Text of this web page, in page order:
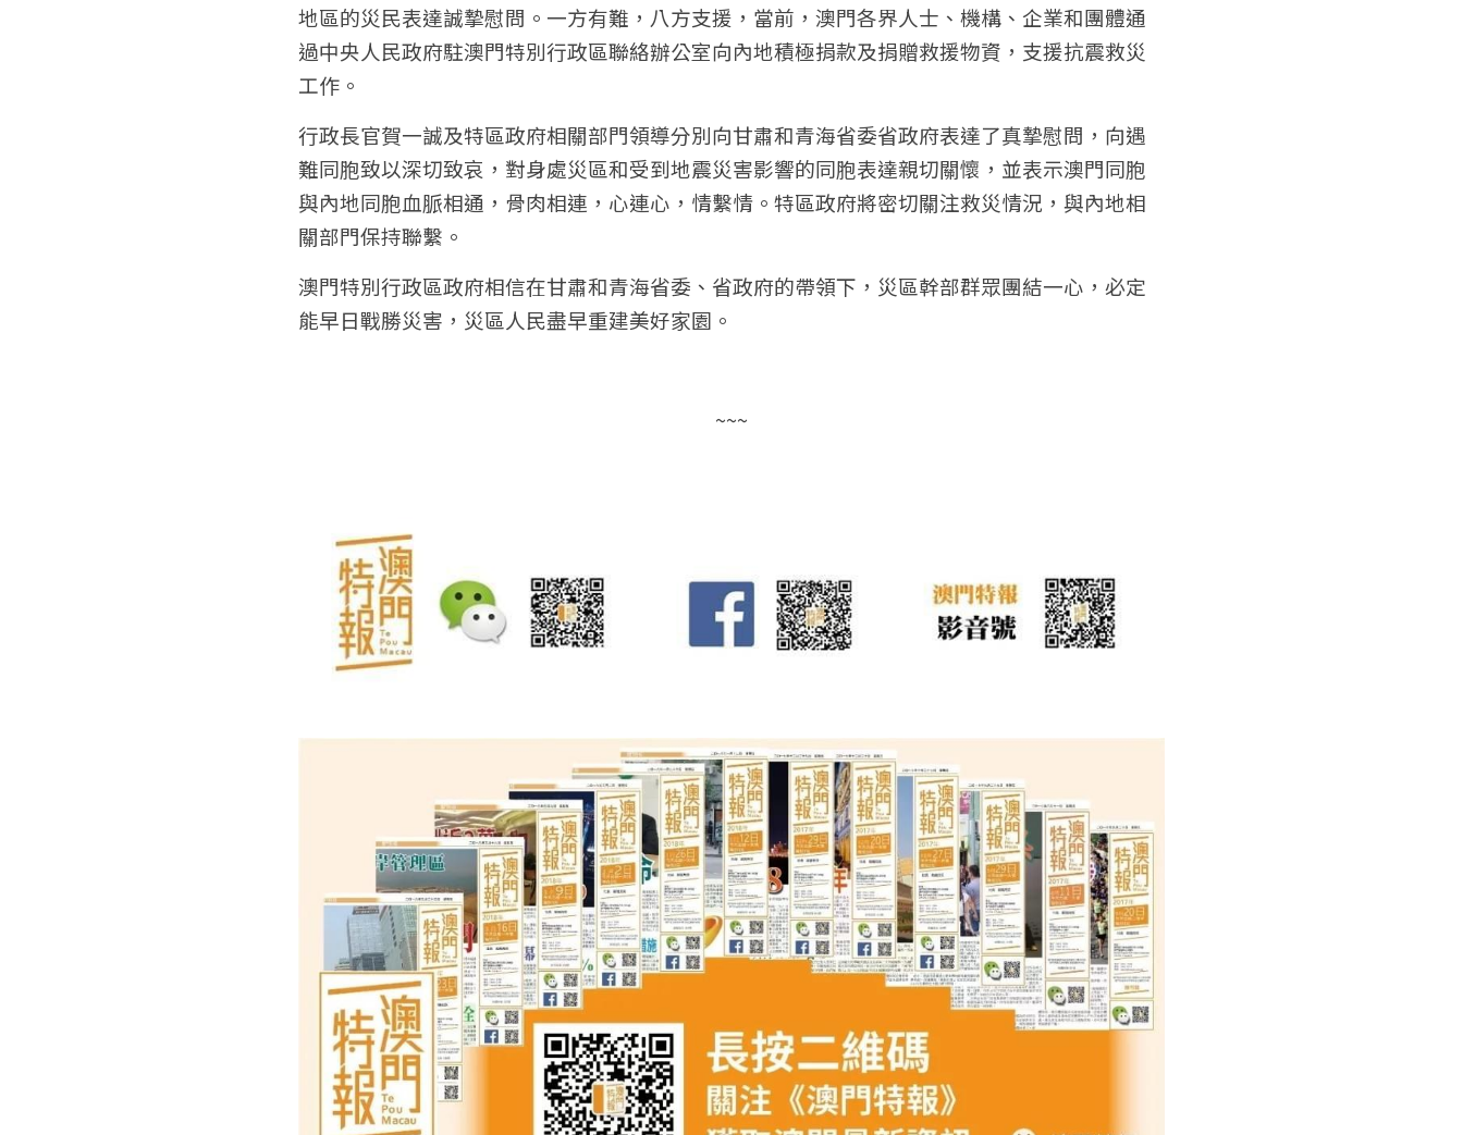
地區的災民表達誠摯慰問。一方有難，八方支援，當前，澳門各界人士、機構、企業和團體通
過中央人民政府駐澳門特別行政區聯絡辦公室向內地積極捐款及捐贈救援物資，支援抗震救災
工作。
行政長官賀一誠及特區政府相關部門領導分別向甘肅和青海省委省政府表達了真摯慰問，向遇
難同胞致以深切致哀，對身處災區和受到地震災害影響的同胞表達親切關懷，並表示澳門同胞
與內地同胞血脈相通，骨肉相連，心連心，情繫情。特區政府將密切關注救災情況，與內地相
關部門保持聯繫。
澳門特別行政區政府相信在甘肅和青海省委、省政府的帶領下，災區幹部群眾團結一心，必定
能早日戰勝災害，災區人民盡早重建美好家園。
~~~